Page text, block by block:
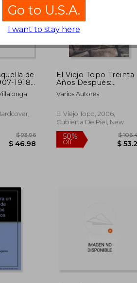
$ 70.45
$ 35.23
de
1918)
Gràcia
(in
$ 93.96
El Viejo Topo Treinta
Años Después:
Cuando la
Participación es la
Facsímil a Cargo de
Jordi mir García de
Entre 1976 y 1982 (in
Spanish)
Varios Autores
El Viejo Topo, 2006,
Cubierta De Piel, New
50%
Go to U.S.A.
I want to stay here